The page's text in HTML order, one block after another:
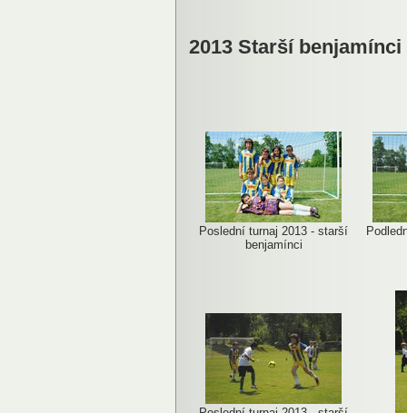
2013 Starší benjamínci
Poslední turnaj 2013 - starší
benjamínci